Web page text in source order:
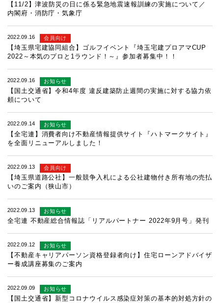
【11/2】津波防災の日に係る緊急地震速報訓練の実施について／
内閣府・消防庁・気象庁
2022.09.16 会員向け
【埼玉県宅建協同組合】ゴルフイベント『埼玉宅建プロアマCUP
2022～本気のプロと1ラウンド！～』参加者募集中！！
2022.09.16 お知らせ
【国土交通省】令和4年度 違反建築防止週間の実施に対する協力依
頼について
2022.09.14 お知らせ
【全宅連】消費者向け不動産情報提供サイト『ハトマークサイト』
を全面リニューアルしました！
2022.09.13 会員向け
【埼玉県道路公社】一般競争入札による公社建物付き所有地の売払
いのご案内（狭山市）
2022.09.13 お知らせ
全宅連 不動産総合情報誌「リアルパートナー 2022年9月号」発刊
2022.09.12 お知らせ
【不動産キャリアパーソン資格登録者向け】住宅ローンアドバイザ
ー養成講座募集のご案内
2022.09.09 お知らせ
【国土交通省】新型コロナウイルス感染症対策の基本的対処方針の